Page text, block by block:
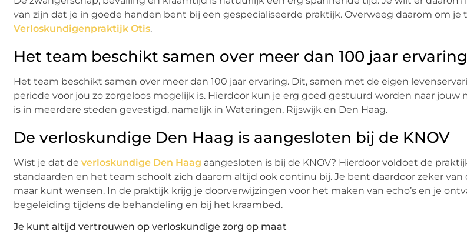
van zijn dat je in goede handen bent bij een gespecialiseerde praktijk. Overweeg daarom om
Verloskundigenpraktijk Otis.
Het team beschikt samen over meer dan 100 jaar ervaring
Het team beschikt samen over meer dan 100 jaar ervaring. Dit, samen met de eigen
periode voor jou zo zorgeloos mogelijk is. Hierdoor kun je erg goed gestuurd worden naar jouw
is in meerdere steden gevestigd, namelijk in Wateringen, Rijswijk en Den Haag.
De verloskundige Den Haag is aangesloten bij de KNOV
Wist je dat de verloskundige Den Haag aangesloten is bij de KNOV? Hierdoor voldoet de
standaarden en het team schoolt zich daarom altijd ook continu bij. Je bent daardoor zeker van
maar kunt wensen. In de praktijk krijg je doorverwijzingen voor het maken van echo’s en je
begeleiding tijdens de behandeling en bij het kraambed.
Je kunt altijd vertrouwen op verloskundige zorg op maat